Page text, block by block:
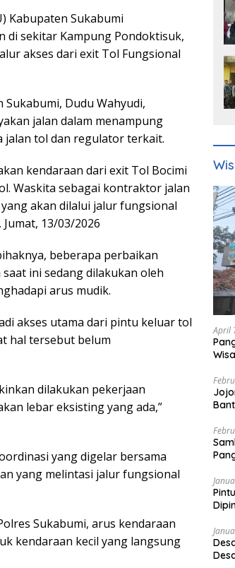
Kabupaten Sukabumi
di sekitar Kampung Pondoktisuk,
akses dari exit Tol Fungsional
Sukabumi, Dudu Wahyudi,
jalan dalam menampung
jalan tol dan regulator terkait.
kendaraan dari exit Tol Bocimi
Waskita sebagai kontraktor jalan
akan dilalui jalur fungsional
13/03/2026
beberapa perbaikan
ini sedang dilakukan oleh
arus mudik.
akses utama dari pintu keluar tol
hal tersebut belum
dilakukan pekerjaan
lebar eksisting yang ada,”
yang digelar bersama
yang melintasi jalur fungsional
Sukabumi, arus kendaraan
kendaraan kecil yang langsung
April